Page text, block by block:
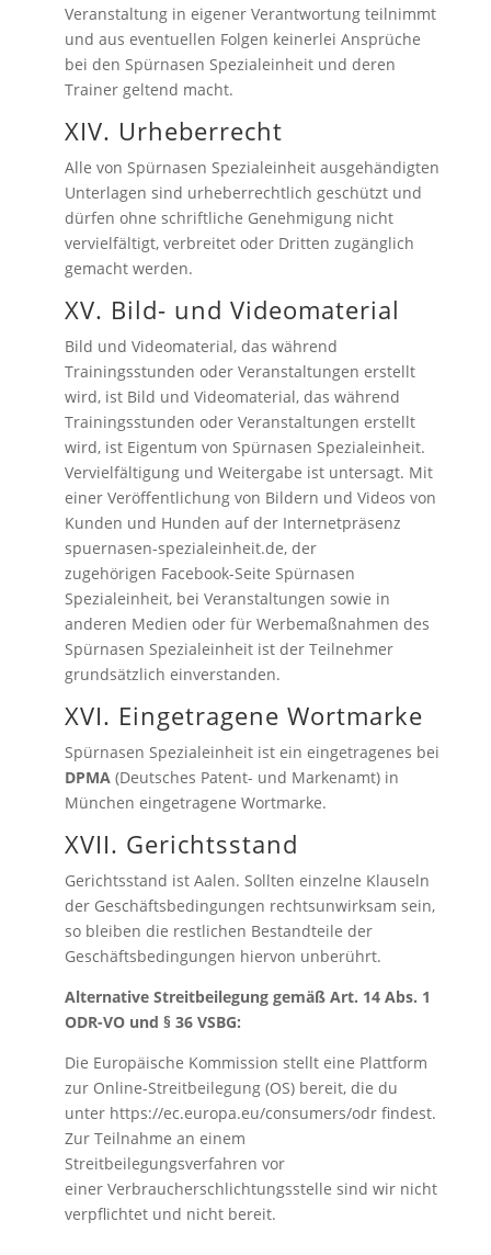
Veranstaltung in eigener Verantwortung teilnimmt
und aus eventuellen Folgen keinerlei Ansprüche
bei den Spürnasen Spezialeinheit und deren
Trainer geltend macht.
XIV. Urheberrecht
Alle von Spürnasen Spezialeinheit ausgehändigten
Unterlagen sind urheberrechtlich geschützt und
dürfen ohne schriftliche Genehmigung nicht
vervielfältigt, verbreitet oder Dritten zugänglich
gemacht werden.
XV. Bild- und Videomaterial
Bild und Videomaterial, das während
Trainingsstunden oder Veranstaltungen erstellt
wird, ist Bild und Videomaterial, das während
Trainingsstunden oder Veranstaltungen erstellt
wird, ist Eigentum von Spürnasen Spezialeinheit.
Vervielfältigung und Weitergabe ist untersagt. Mit
einer Veröffentlichung von Bildern und Videos von
Kunden und Hunden auf der Internetpräsenz
spuernasen-spezialeinheit.de, der
zugehörigen Facebook-Seite Spürnasen
Spezialeinheit, bei Veranstaltungen sowie in
anderen Medien oder für Werbemaßnahmen des
Spürnasen Spezialeinheit ist der Teilnehmer
grundsätzlich einverstanden.
XVI. Eingetragene Wortmarke
Spürnasen Spezialeinheit ist ein eingetragenes bei
DPMA (Deutsches Patent- und Markenamt) in
München eingetragene Wortmarke.
XVII. Gerichtsstand
Gerichtsstand ist Aalen. Sollten einzelne Klauseln
der Geschäftsbedingungen rechtsunwirksam sein,
so bleiben die restlichen Bestandteile der
Geschäftsbedingungen hiervon unberührt.
Alternative Streitbeilegung gemäß Art. 14 Abs. 1
ODR-VO und § 36 VSBG:
Die Europäische Kommission stellt eine Plattform
zur Online-Streitbeilegung (OS) bereit, die du
unter https://ec.europa.eu/consumers/odr findest.
Zur Teilnahme an einem
Streitbeilegungsverfahren vor
einer Verbraucherschlichtungsstelle sind wir nicht
verpflichtet und nicht bereit.